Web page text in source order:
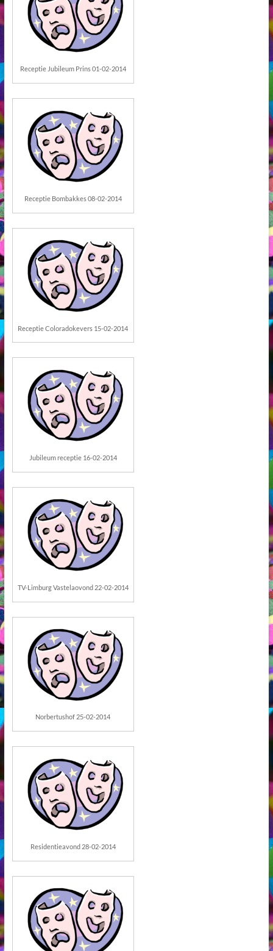
Receptie Jubileum Prins 01-02-2014
Receptie Bombakkes 08-02-2014
Receptie Coloradokevers 15-02-2014
Jubileum receptie 16-02-2014
TV-Limburg Vastelaovond 22-02-2014
Norbertushof 25-02-2014
Residentieavond 28-02-2014